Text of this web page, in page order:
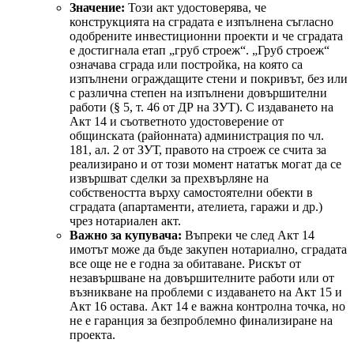
Значение: Този акт удостоверява, че
конструкцията на сградата е изпълнена съгласно
одобрените инвестиционни проекти и че сградата
е достигнала етап „груб строеж“. „Груб строеж“
означава сграда или постройка, на която са
изпълнени ограждащите стени и покривът, без или
с различна степен на изпълнени довършителни
работи (§ 5, т. 46 от ДР на ЗУТ). С издаването на
Акт 14 и съответното удостоверение от
общинската (районната) администрация по чл.
181, ал. 2 от ЗУТ, правото на строеж се счита за
реализирано и от този момент нататък могат да се
извършват сделки за прехвърляне на
собствеността върху самостоятелни обекти в
сградата (апартаменти, ателиета, гаражи и др.)
чрез нотариален акт.
Важно за купувача: Въпреки че след Акт 14
имотът може да бъде закупен нотариално, сградата
все още не е годна за обитаване. Рискът от
незавършване на довършителните работи или от
възникване на проблеми с издаването на Акт 15 и
Акт 16 остава. Акт 14 е важна контролна точка, но
не е гаранция за безпроблемно финализиране на
проекта.